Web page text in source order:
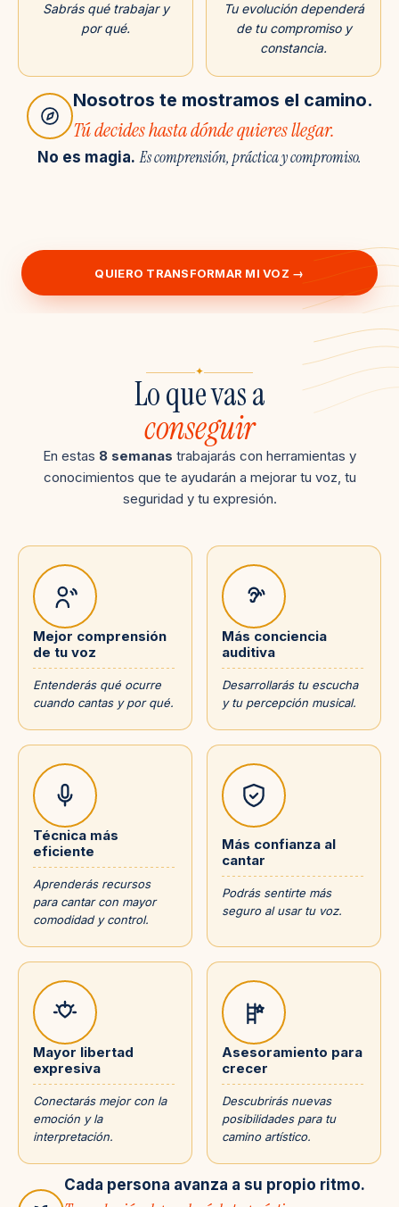
Sabrás qué trabajar y
por qué.
Tu evolución dependerá
de tu compromiso y
constancia.
Nosotros te mostramos el camino.
Tú decides hasta dónde quieres llegar.
No es magia. Es comprensión, práctica y compromiso.
QUIERO TRANSFORMAR MI VOZ →
✦
Lo que vas a
conseguir
En estas 8 semanas trabajarás con herramientas y
conocimientos que te ayudarán a mejorar tu voz, tu
seguridad y tu expresión.
Mejor comprensión
de tu voz
Entenderás qué ocurre
cuando cantas y por qué.
Más conciencia
auditiva
Desarrollarás tu escucha
y tu percepción musical.
Técnica más
eficiente
Aprenderás recursos
para cantar con mayor
comodidad y control.
Más confianza al
cantar
Podrás sentirte más
seguro al usar tu voz.
Mayor libertad
expresiva
Conectarás mejor con la
emoción y la
interpretación.
Asesoramiento para
crecer
Descubrirás nuevas
posibilidades para tu
camino artístico.
Cada persona avanza a su propio ritmo.